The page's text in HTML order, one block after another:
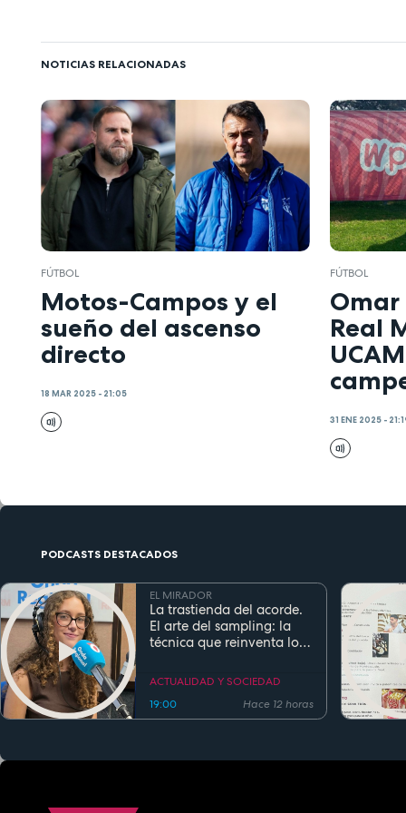
NOTICIAS RELACIONADAS
FÚTBOL
Motos-Campos y el
sueño del ascenso
directo
18 MAR 2025 - 21:05
FÚTBOL
Omar
Real
31 ENE 2025 -
PODCASTS DESTACADOS
EL MIRADOR
La trastienda del acorde.
El arte del sampling: la
técnica que reinventa los
actual
ACTUALIDAD Y SOCIEDAD
19:00
Hace 12 horas